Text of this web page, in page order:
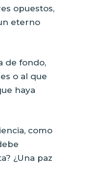
opuestos,
eterno
de fondo,
o al que
haya
como
¿Una paz